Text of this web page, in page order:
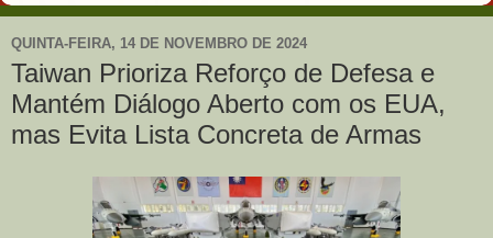
QUINTA-FEIRA, 14 DE NOVEMBRO DE 2024
Taiwan Prioriza Reforço de Defesa e
Mantém Diálogo Aberto com os EUA,
mas Evita Lista Concreta de Armas